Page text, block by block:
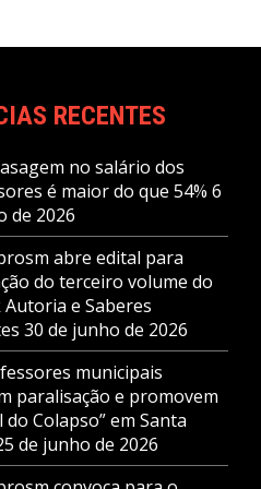
RECENTES
no salário dos
é maior do que 54% 6
de 2026
abre edital para
do terceiro volume do
e Saberes
30 de junho de 2026
municipais
paralisação e promovem
do Colapso” em Santa
de junho de 2026